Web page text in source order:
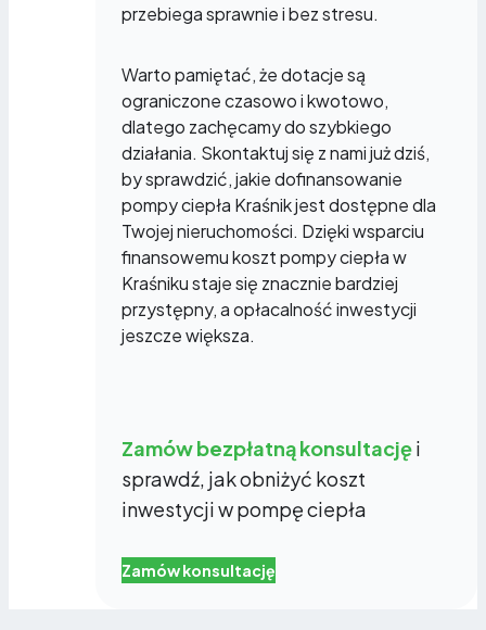
przebiega sprawnie i bez stresu.
Warto pamiętać, że dotacje są
ograniczone czasowo i kwotowo,
dlatego zachęcamy do szybkiego
działania. Skontaktuj się z nami już dziś,
by sprawdzić, jakie dofinansowanie
pompy ciepła Kraśnik jest dostępne dla
Twojej nieruchomości. Dzięki wsparciu
finansowemu koszt pompy ciepła w
Kraśniku staje się znacznie bardziej
przystępny, a opłacalność inwestycji
jeszcze większa.
Zamów bezpłatną konsultacjęi
sprawdź, jak obniżyć koszt
inwestycji w pompę ciepła
Zamów konsultację